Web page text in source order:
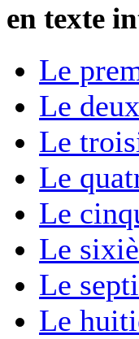
en texte
Le
Le
Le
Le
Le
Le
Le
Le